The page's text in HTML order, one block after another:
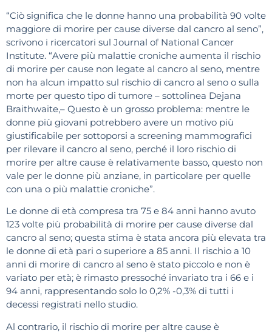
“Ciò significa che le donne hanno una probabilità 90 volte
maggiore di morire per cause diverse dal cancro al seno”,
scrivono i ricercatori sul Journal of National Cancer
Institute. “Avere più malattie croniche aumenta il rischio
di morire per cause non legate al cancro al seno, mentre
non ha alcun impatto sul rischio di cancro al seno o sulla
morte per questo tipo di tumore – sottolinea Dejana
Braithwaite,– Questo è un grosso problema: mentre le
donne più giovani potrebbero avere un motivo più
giustificabile per sottoporsi a screening mammografici
per rilevare il cancro al seno, perché il loro rischio di
morire per altre cause è relativamente basso, questo non
vale per le donne più anziane, in particolare per quelle
con una o più malattie croniche”.
Le donne di età compresa tra 75 e 84 anni hanno avuto
123 volte più probabilità di morire per cause diverse dal
cancro al seno; questa stima è stata ancora più elevata tra
le donne di età pari o superiore a 85 anni. Il rischio a 10
anni di morire di cancro al seno è stato piccolo e non è
variato per età; è rimasto pressoché invariato tra i 66 e i
94 anni, rappresentando solo lo 0,2% -0,3% di tutti i
decessi registrati nello studio.
Al contrario, il rischio di morire per altre cause è